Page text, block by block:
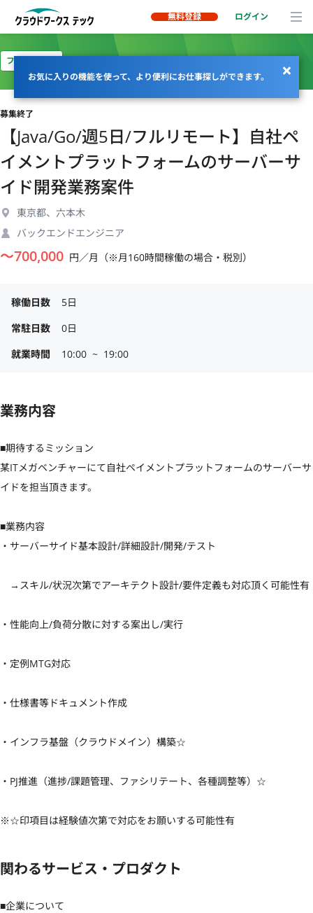
無料登録 ログイン
お気に入りの機能を使って、より便利にお仕事探しができます。
フルリモート
募集終了
【Java/Go/週5日/フルリモート】自社ペ
イメントプラットフォームのサーバーサ
イド開発業務案件
東京都、六本木
バックエンドエンジニア
〜700,000 円／月（※月160時間稼働の場合・税別）
稼働日数
5日
常駐日数
0日
就業時間
10:00  ~  19:00
業務内容
■期待するミッション
某ITメガベンチャーにて自社ペイメントプラットフォームのサーバーサ
イドを担当頂きます。
■業務内容
・サーバーサイド基本設計/詳細設計/開発/テスト
→スキル/状況次第でアーキテクト設計/要件定義も対応頂く可能性有
・性能向上/負荷分散に対する案出し/実行
・定例MTG対応
・仕様書等ドキュメント作成
・インフラ基盤（クラウドメイン）構築☆
・PJ推進（進捗/課題管理、ファシリテート、各種調整等）☆
※☆印項目は経験値次第で対応をお願いする可能性有
関わるサービス・プロダクト
■企業について